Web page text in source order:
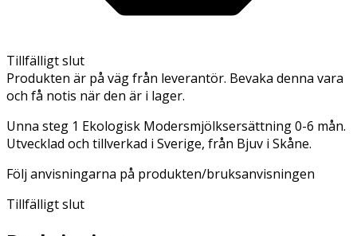
Tillfälligt slut
Produkten är på väg från leverantör. Bevaka denna vara
och få notis när den är i lager.
Unna steg 1 Ekologisk Modersmjölksersättning 0-6 mån.
Utvecklad och tillverkad i Sverige, från Bjuv i Skåne.
Följ anvisningarna på produkten/bruksanvisningen
Tillfälligt slut